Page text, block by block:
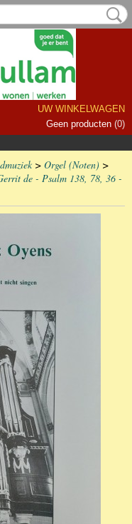
UW WINKELWAGEN
Geen producten (0)
> Orgel (Noten) >
de - Psalm 138, 78, 36 -